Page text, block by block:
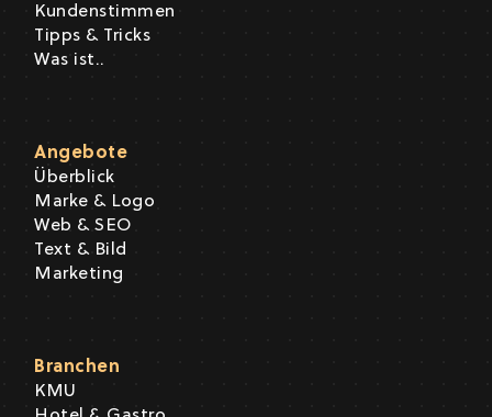
Kundenstimmen
Tipps & Tricks
Was ist..
Angebote
Überblick
Marke & Logo
Web & SEO
Text & Bild
Marketing
Branchen
KMU